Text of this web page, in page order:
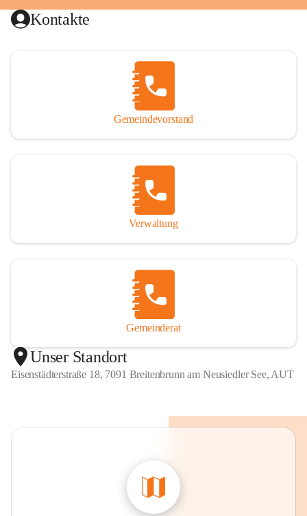
Kontakte
Gemeindevorstand
Verwaltung
Gemeinderat
Unser Standort
Eisenstädterstraße 18, 7091 Breitenbrunn am Neusiedler See, AUT